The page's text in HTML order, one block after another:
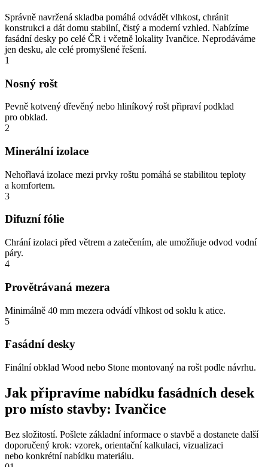
Správně navržená skladba pomáhá odvádět vlhkost, chránit
konstrukci a dát domu stabilní, čistý a moderní vzhled. Nabízíme
fasádní desky po celé ČR i včetně lokality Ivančice. Neprodáváme
jen desku, ale celé promyšlené řešení.
1
Nosný rošt
Pevně kotvený dřevěný nebo hliníkový rošt připraví podklad
pro obklad.
2
Minerální izolace
Nehořlavá izolace mezi prvky roštu pomáhá se stabilitou teploty
a komfortem.
3
Difuzní fólie
Chrání izolaci před větrem a zatečením, ale umožňuje odvod vodní
páry.
4
Provětrávaná mezera
Minimálně 40 mm mezera odvádí vlhkost od soklu k atice.
5
Fasádní desky
Finální obklad Wood nebo Stone montovaný na rošt podle návrhu.
Jak připravíme nabídku fasádních desek
pro místo stavby: Ivančice
Bez složitostí. Pošlete základní informace o stavbě a dostanete další
doporučený krok: vzorek, orientační kalkulaci, vizualizaci
nebo konkrétní nabídku materiálu.